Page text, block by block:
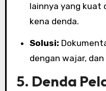
lainnya yang kuat
kena denda.
Solusi:
dengan wajar,
5. Denda